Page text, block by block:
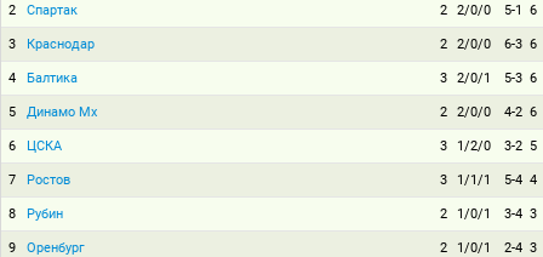
2 Спартак 2 2/0/0 5-1 6
3 Краснодар 2 2/0/0 6-3 6
4 Балтика 3 2/0/1 5-3 6
5 Динамо Мх 2 2/0/0 4-2 6
6 ЦСКА 3 1/2/0 3-2 5
7 Ростов 3 1/1/1 5-4 4
8 Рубин 2 1/0/1 3-4 3
9 Оренбург 2 1/0/1 2-4 3